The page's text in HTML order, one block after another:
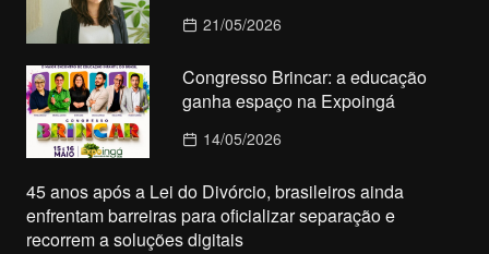
21/05/2026
Congresso Brincar: a educação
ganha espaço na Expoingá
14/05/2026
45 anos após a Lei do Divórcio, brasileiros ainda
enfrentam barreiras para oficializar separação e
recorrem a soluções digitais